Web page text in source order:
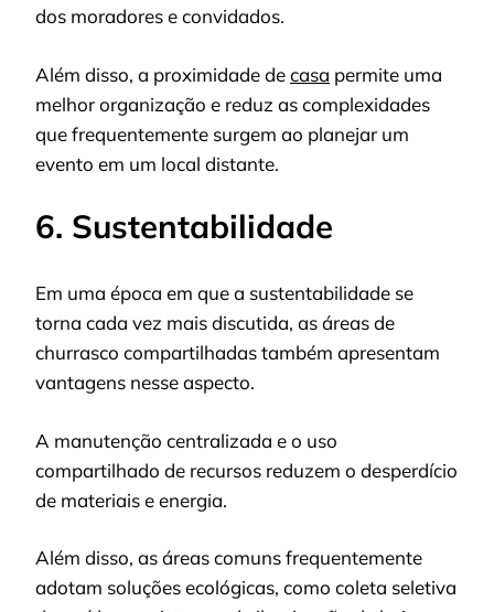
dos moradores e convidados.
Além disso, a proximidade decasa permite uma
melhor organização e reduz as complexidades
que frequentemente surgem ao planejar um
evento em um local distante.
6. Sustentabilidade
Em uma época em que a sustentabilidade se
torna cada vez mais discutida, as áreas de
churrasco compartilhadas também apresentam
vantagens nesse aspecto.
A manutenção centralizada e o uso
compartilhado de recursos reduzem o desperdício
de materiais e energia.
Além disso, as áreas comuns frequentemente
adotam soluções ecológicas, como coleta seletiva